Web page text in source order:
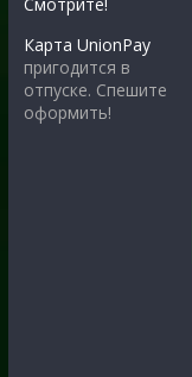
Карта UnionPay
пригодится в
отпуске. Спешите
оформить!